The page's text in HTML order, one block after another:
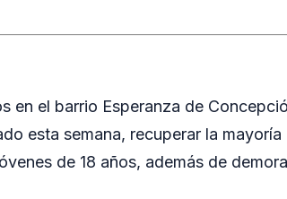
en el barrio Esperanza de
esta semana, recuperar la
de 18 años, además de